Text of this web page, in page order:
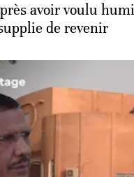
avoir voulu
de revenir